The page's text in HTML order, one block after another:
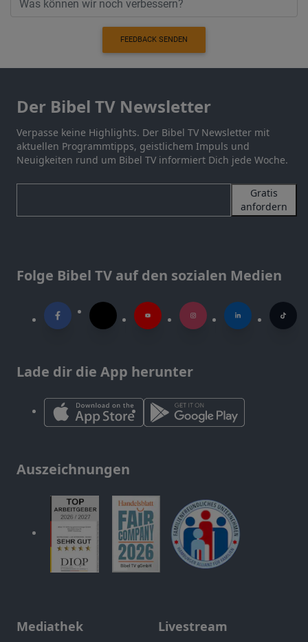
FEEDBACK SENDEN
Der Bibel TV Newsletter
Verpasse keine Highlights. Der Bibel TV Newsletter mit
aktuellen Programmtipps, geistlichem Impuls und
Neuigkeiten rund um Bibel TV informiert Dich jede Woche.
Gratis
anfordern
Folge Bibel TV auf den sozialen Medien
Lade dir die App herunter
Auszeichnungen
Mediathek Livestream